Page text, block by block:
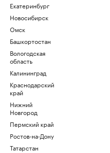
Екатеринбург
Новосибирск
Омск
Башкортостан
Вологодская
область
Калининград
Краснодарский
край
Нижний
Новгород
Пермский край
Ростов-на-Дону
Татарстан